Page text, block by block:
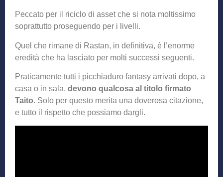
Peccato per il riciclo di asset che si nota moltissimo
soprattutto proseguendo per i livelli.
Quel che rimane di Rastan, in definitiva, è l’enorme
eredità che ha lasciato per molti successi seguenti.
Praticamente tutti i picchiaduro fantasy arrivati dopo, a
casa o in sala, devono qualcosa al titolo firmato
Taito. Solo per questo merita una doverosa citazione,
e tutto il rispetto che possiamo dargli.